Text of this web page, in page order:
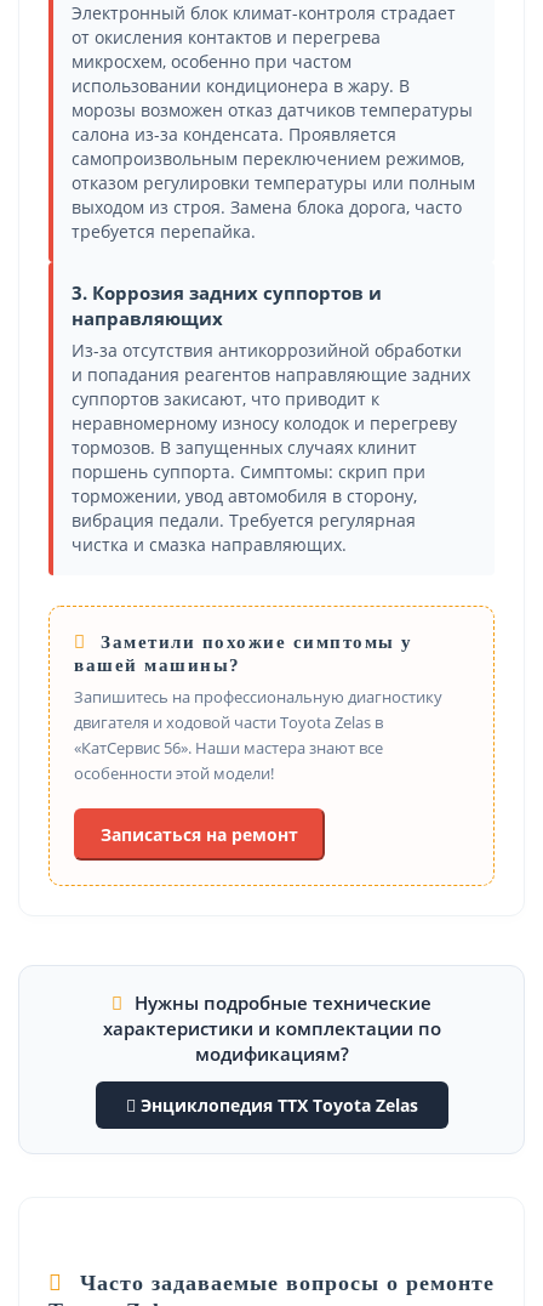
Электронный блок климат-контроля страдает
от окисления контактов и перегрева
микросхем, особенно при частом
использовании кондиционера в жару. В
морозы возможен отказ датчиков температуры
салона из-за конденсата. Проявляется
самопроизвольным переключением режимов,
отказом регулировки температуры или полным
выходом из строя. Замена блока дорога, часто
требуется перепайка.
3. Коррозия задних суппортов и
направляющих
Из-за отсутствия антикоррозийной обработки
и попадания реагентов направляющие задних
суппортов закисают, что приводит к
неравномерному износу колодок и перегреву
тормозов. В запущенных случаях клинит
поршень суппорта. Симптомы: скрип при
торможении, увод автомобиля в сторону,
вибрация педали. Требуется регулярная
чистка и смазка направляющих.
Заметили похожие симптомы у
вашей машины?
Запишитесь на профессиональную диагностику
двигателя и ходовой части Toyota Zelas в
«КатСервис 56». Наши мастера знают все
особенности этой модели!
Записаться на ремонт
Нужны подробные технические
характеристики и комплектации по
модификациям?
Энциклопедия ТТХ Toyota Zelas
Часто задаваемые вопросы о ремонте